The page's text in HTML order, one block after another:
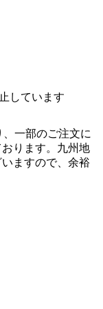
しています
一部のご注文に
ります。九州地
ますので、余裕